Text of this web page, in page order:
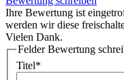
Ihre Bewertung ist
werden wir diese
Vielen Dank.
Felder Bewertung
Titel*